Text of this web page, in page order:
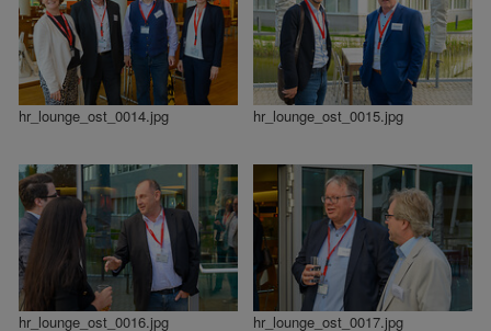
hr_lounge_ost_0014.jpg hr_lounge_ost_0015.jpg
hr_lounge_ost_0016.jpg hr_lounge_ost_0017.jpg